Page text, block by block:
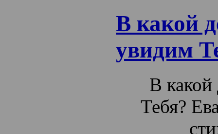
В какой
увидим
В
Тебя?